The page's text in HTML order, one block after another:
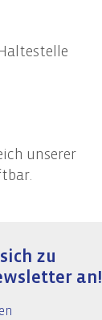
unserer
zu
an!